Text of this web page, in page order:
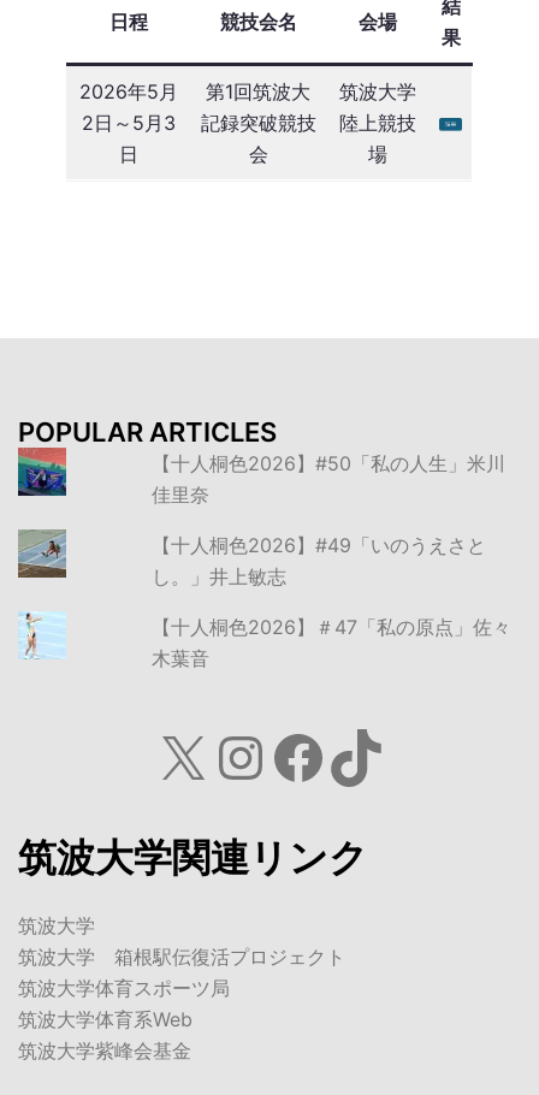
日程 競技会名 会場
結
果
2026年5月
2日～5月3
日
第1回筑波大
記録突破競技
会
筑波大学
陸上競技
場
POPULAR ARTICLES
【十人桐色2026】#50「私の人生」米川
佳里奈
【十人桐色2026】#49「いのうえさと
し。」井上敏志
【十人桐色2026】＃47「私の原点」佐々
木葉音
X Instagram
Facebook
TikTok
筑波大学関連リンク
筑波大学
筑波大学 箱根駅伝復活プロジェクト
筑波大学体育スポーツ局
筑波大学体育系Web
筑波大学紫峰会基金